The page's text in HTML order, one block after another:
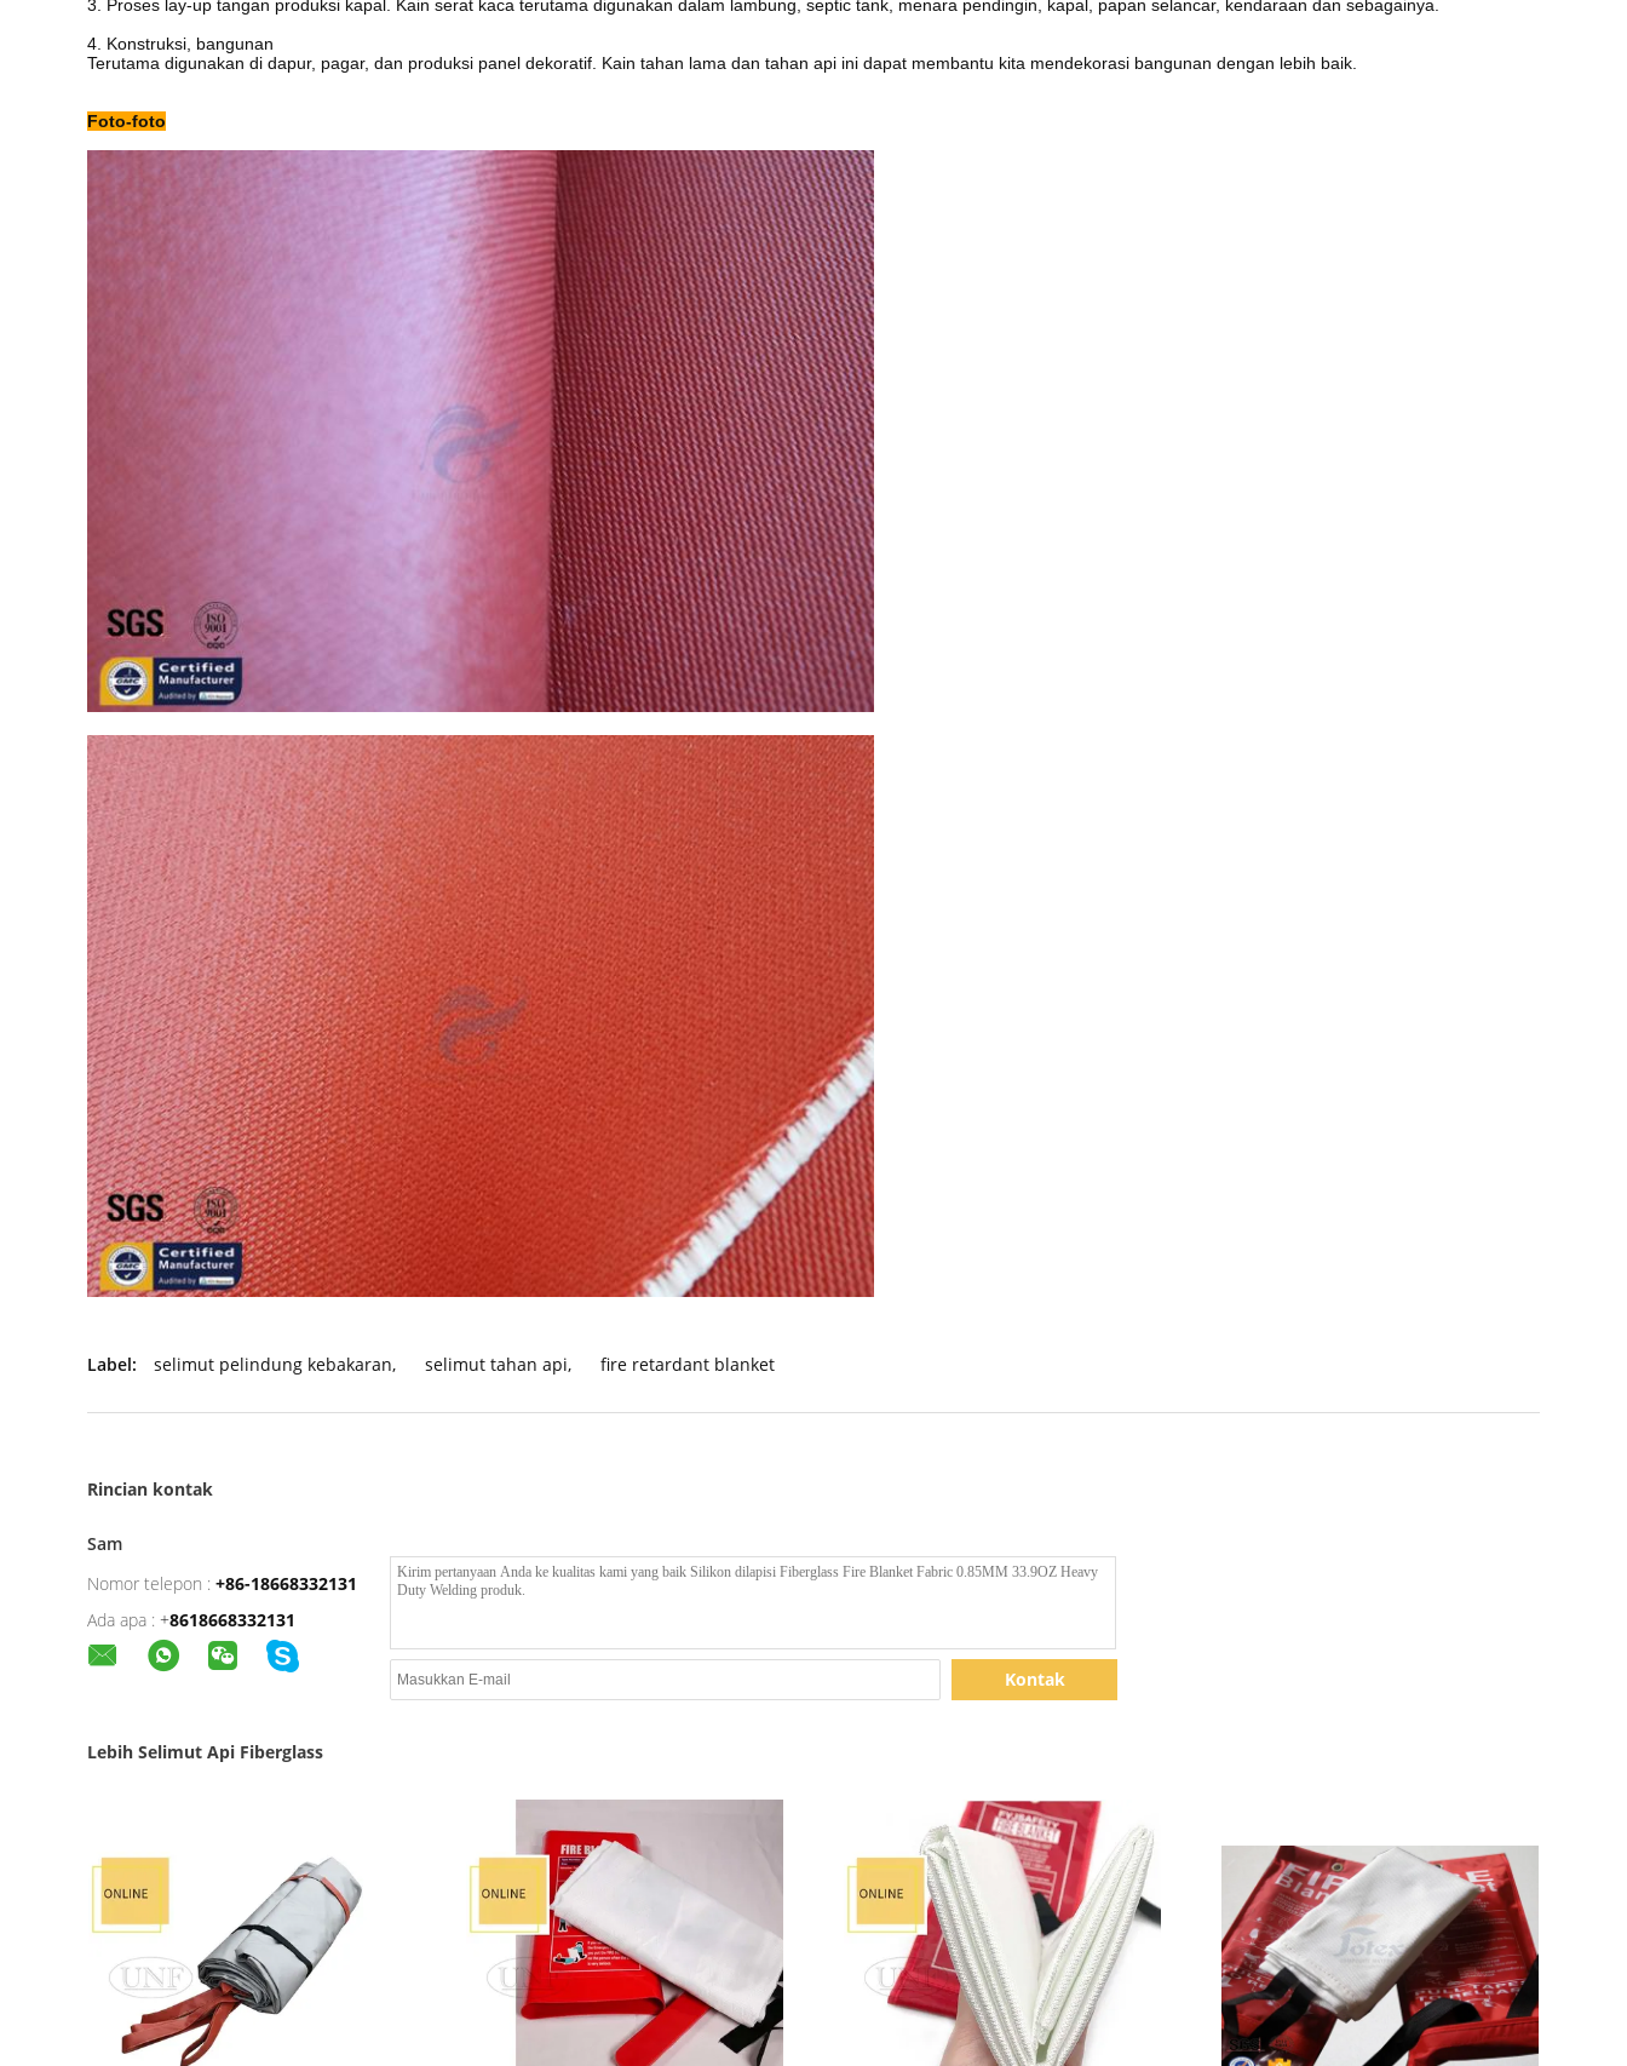
3. Proses lay-up tangan produksi kapal. Kain serat kaca terutama digunakan dalam lambung, septic tank, menara pendingin, kapal, papan selancar, kendaraan dan sebagainya.
4. Konstruksi, bangunan
Terutama digunakan di dapur, pagar, dan produksi panel dekoratif. Kain tahan lama dan tahan api ini dapat membantu kita mendekorasi bangunan dengan lebih baik.
Foto-foto
Label: selimut pelindung kebakaran, selimut tahan api, fire retardant blanket
Rincian kontak
Sam
Nomor telepon : +86-18668332131
Ada apa : +8618668332131
Kontak
Lebih Selimut Api Fiberglass